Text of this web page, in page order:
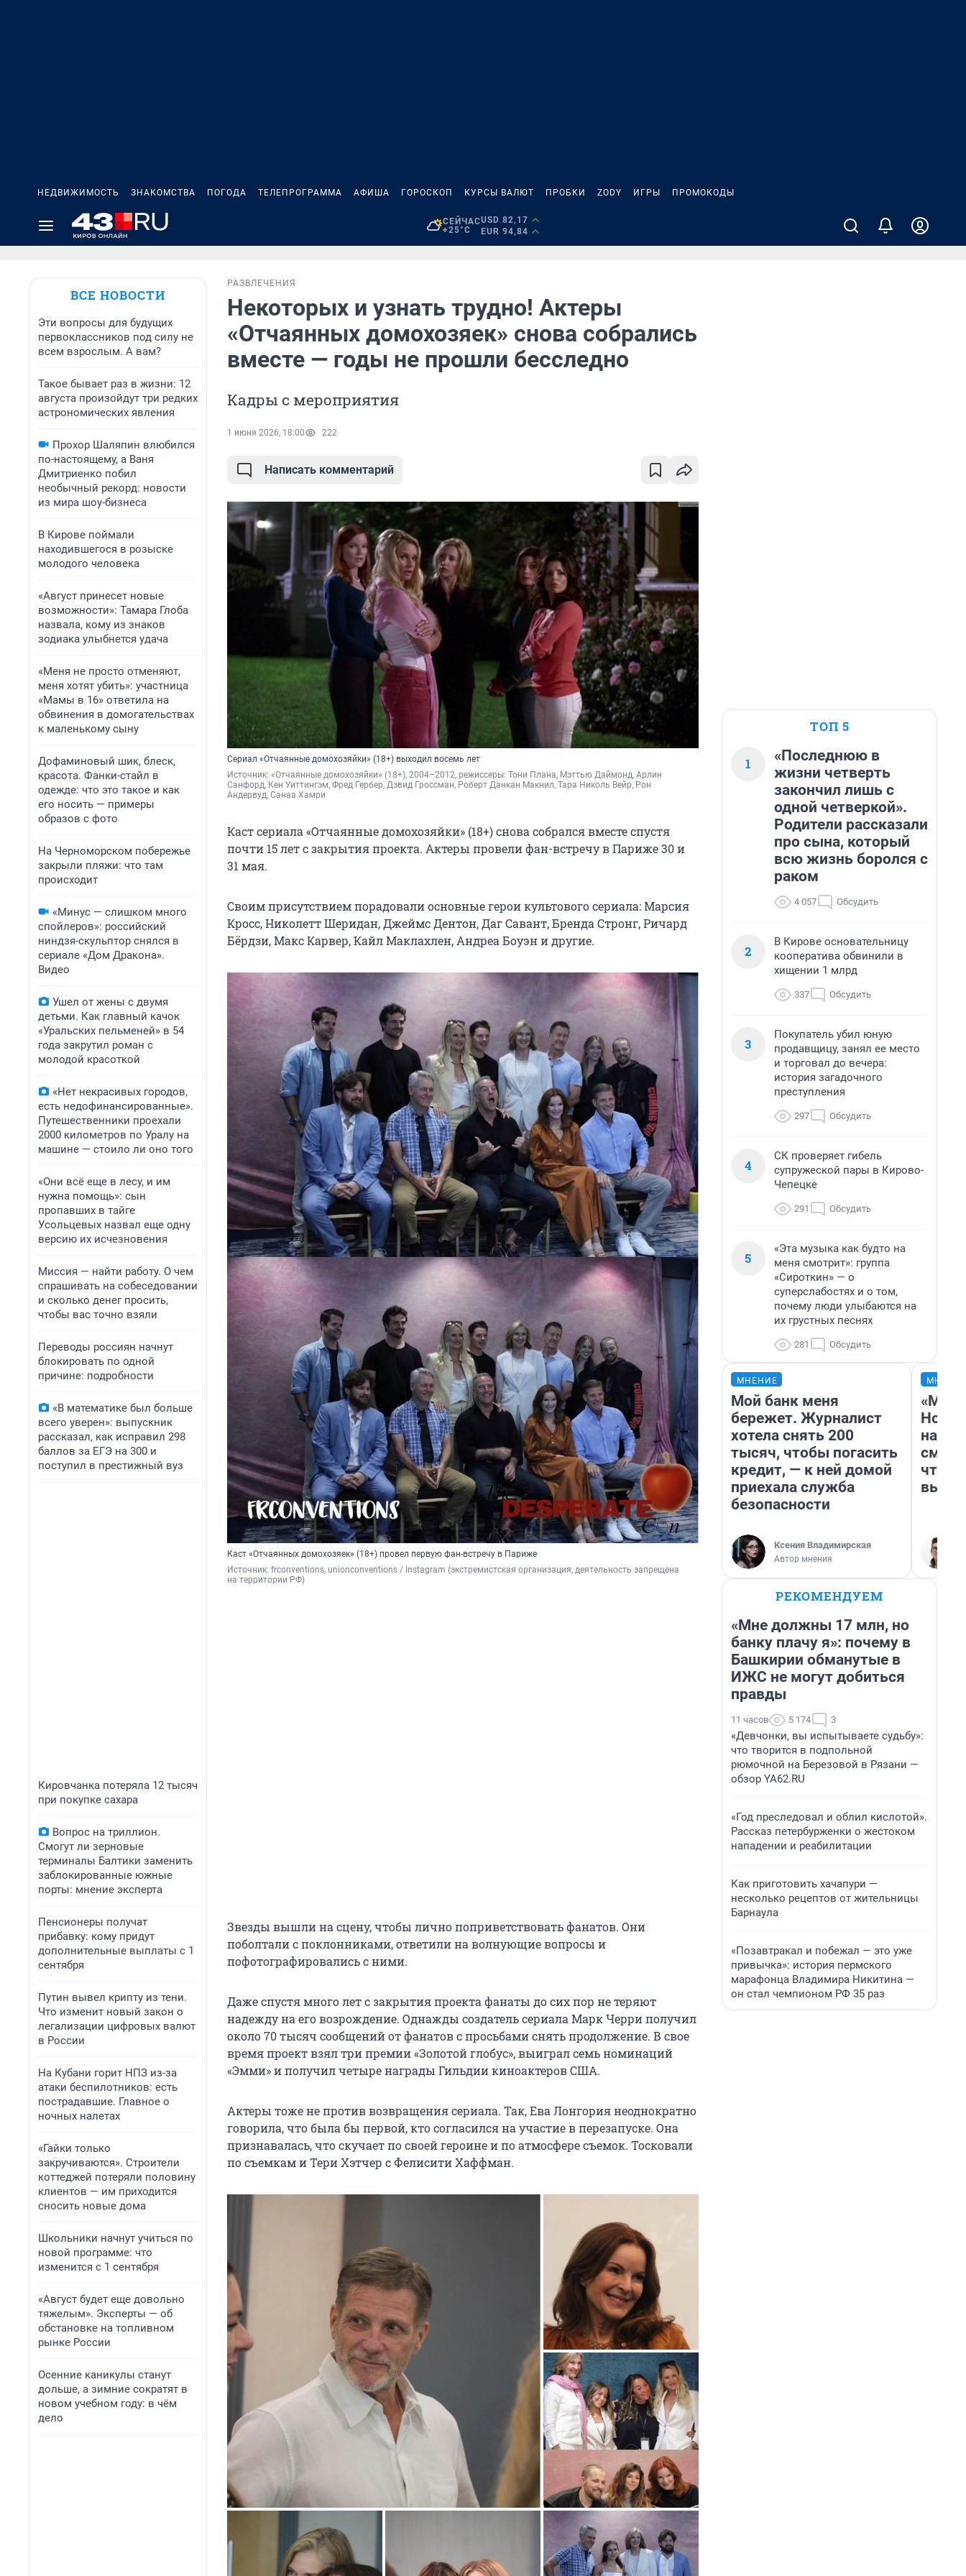
НЕДВИЖИМОСТЬ ЗНАКОМСТВА ПОГОДА ТЕЛЕПРОГРАММА АФИША ГОРОСКОП КУРСЫ ВАЛЮТ ПРОБКИ ZODY ИГРЫ ПРОМОКОДЫ
СЕЙЧАС
+25°C
USD 82,17
EUR 94,84
ВСЕ НОВОСТИ
Эти вопросы для будущих
первоклассников под силу не
всем взрослым. А вам?
Такое бывает раз в жизни: 12
августа произойдут три редких
астрономических явления
Прохор Шаляпин влюбился
по-настоящему, а Ваня
Дмитриенко побил
необычный рекорд: новости
из мира шоу-бизнеса
В Кирове поймали
находившегося в розыске
молодого человека
«Август принесет новые
возможности»: Тамара Глоба
назвала, кому из знаков
зодиака улыбнется удача
«Меня не просто отменяют,
меня хотят убить»: участница
«Мамы в 16» ответила на
обвинения в домогательствах
к маленькому сыну
Дофаминовый шик, блеск,
красота. Фанки-стайл в
одежде: что это такое и как
его носить — примеры
образов с фото
На Черноморском побережье
закрыли пляжи: что там
происходит
«Минус — слишком много
спойлеров»: российский
ниндзя-скульптор снялся в
сериале «Дом Дракона».
Видео
Ушел от жены с двумя
детьми. Как главный качок
«Уральских пельменей» в 54
года закрутил роман с
молодой красоткой
«Нет некрасивых городов,
есть недофинансированные».
Путешественники проехали
2000 километров по Уралу на
машине — стоило ли оно того
«Они всё еще в лесу, и им
нужна помощь»: сын
пропавших в тайге
Усольцевых назвал еще одну
версию их исчезновения
Миссия — найти работу. О чем
спрашивать на собеседовании
и сколько денег просить,
чтобы вас точно взяли
Переводы россиян начнут
блокировать по одной
причине: подробности
«В математике был больше
всего уверен»: выпускник
рассказал, как исправил 298
баллов за ЕГЭ на 300 и
поступил в престижный вуз
Кировчанка потеряла 12 тысяч
при покупке сахара
Вопрос на триллион.
Смогут ли зерновые
терминалы Балтики заменить
заблокированные южные
порты: мнение эксперта
Пенсионеры получат
прибавку: кому придут
дополнительные выплаты с 1
сентября
Путин вывел крипту из тени.
Что изменит новый закон о
легализации цифровых валют
в России
На Кубани горит НПЗ из-за
атаки беспилотников: есть
пострадавшие. Главное о
ночных налетах
«Гайки только
закручиваются». Строители
коттеджей потеряли половину
клиентов — им приходится
сносить новые дома
Школьники начнут учиться по
новой программе: что
изменится с 1 сентября
«Август будет еще довольно
тяжелым». Эксперты — об
обстановке на топливном
рынке России
Осенние каникулы станут
дольше, а зимние сократят в
новом учебном году: в чём
дело
РАЗВЛЕЧЕНИЯ
Некоторых и узнать трудно! Актеры
«Отчаянных домохозяек» снова собрались
вместе — годы не прошли бесследно
Кадры с мероприятия
1 июня 2026, 18:00 222
Написать комментарий
Сериал «Отчаянные домохозяйки» (18+) выходил восемь лет
Источник: «Отчаянные домохозяйки» (18+), 2004–2012, режиссеры: Тони Плана, Мэттью Даймонд, Арлин
Санфорд, Кен Уиттингэм, Фред Гербер, Дэвид Гроссман, Роберт Данкан Макнил, Тара Николь Вейр, Рон
Андервуд, Санаа Хамри
Каст сериала «Отчаянные домохозяйки» (18+) снова собрался вместе спустя
почти 15 лет с закрытия проекта. Актеры провели фан-встречу в Париже 30 и
31 мая.
Своим присутствием порадовали основные герои культового сериала: Марсия
Кросс, Николетт Шеридан, Джеймс Дентон, Даг Савант, Бренда Стронг, Ричард
Бёрдзи, Макс Карвер, Кайл Маклахлен, Андреа Боуэн и другие.
Каст «Отчаянных домохозяек» (18+) провел первую фан-встречу в Париже
Источник: frconventions, unionconventions / Instagram (экстремистская организация, деятельность запрещена
на территории РФ)
Звезды вышли на сцену, чтобы лично поприветствовать фанатов. Они
поболтали с поклонниками, ответили на волнующие вопросы и
пофотографировались с ними.
Даже спустя много лет с закрытия проекта фанаты до сих пор не теряют
надежду на его возрождение. Однажды создатель сериала Марк Черри получил
около 70 тысяч сообщений от фанатов с просьбами снять продолжение. В свое
время проект взял три премии «Золотой глобус», выиграл семь номинаций
«Эмми» и получил четыре награды Гильдии киноактеров США.
Актеры тоже не против возвращения сериала. Так, Ева Лонгория неоднократно
говорила, что была бы первой, кто согласился на участие в перезапуске. Она
признавалась, что скучает по своей героине и по атмосфере съемок. Тосковали
по съемкам и Тери Хэтчер с Фелисити Хаффман.
ТОП 5
1
«Последнюю в
жизни четверть
закончил лишь с
одной четверкой».
Родители рассказали
про сына, который
всю жизнь боролся с
раком
4 057 Обсудить
2
В Кирове основательницу
кооператива обвинили в
хищении 1 млрд
337 Обсудить
3
Покупатель убил юную
продавщицу, занял ее место
и торговал до вечера:
история загадочного
преступления
297 Обсудить
4
СК проверяет гибель
супружеской пары в Кирово-
Чепецке
291 Обсудить
5
«Эта музыка как будто на
меня смотрит»: группа
«Сироткин» — о
суперслабостях и о том,
почему люди улыбаются на
их грустных песнях
281 Обсудить
МНЕНИЕ
Мой банк меня
бережет. Журналист
хотела снять 200
тысяч, чтобы погасить
кредит, — к ней домой
приехала служба
безопасности
Ксения Владимирская
Автор мнения
«Мы
РЕКОМЕНДУЕМ
«Мне должны 17 млн, но
банку плачу я»: почему в
Башкирии обманутые в
ИЖС не могут добиться
правды
11 часов 5 174 3
«Девчонки, вы испытываете судьбу»:
что творится в подпольной
рюмочной на Березовой в Рязани —
обзор YA62.RU
«Год преследовал и облил кислотой».
Рассказ петербурженки о жестоком
нападении и реабилитации
Как приготовить хачапури —
несколько рецептов от жительницы
Барнаула
«Позавтракал и побежал — это уже
привычка»: история пермского
марафонца Владимира Никитина —
он стал чемпионом РФ 35 раз